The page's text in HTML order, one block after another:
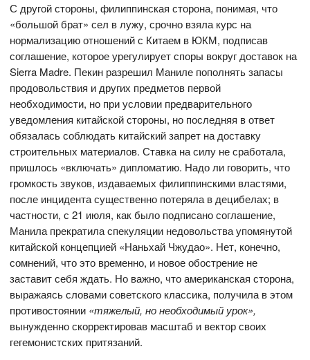
С другой стороны, филиппинская сторона, понимая, что
«большой брат» сел в лужу, срочно взяла курс на
нормализацию отношений с Китаем в ЮКМ, подписав
соглашение, которое урегулирует споры вокруг доставок на
Sierra Madre. Пекин разрешил Маниле пополнять запасы
продовольствия и других предметов первой
необходимости, но при условии предварительного
уведомления китайской стороны, но последняя в ответ
обязалась соблюдать китайский запрет на доставку
строительных материалов. Ставка на силу не сработала,
пришлось «включать» дипломатию. Надо ли говорить, что
громкость звуков, издаваемых филиппинскими властями,
после инцидента существенно потеряла в децибелах; в
частности, с 21 июля, как было подписано соглашение,
Манила прекратила спекуляции недовольства упомянутой
китайской концепцией «Наньхай Чжудао». Нет, конечно,
сомнений, что это временно, и новое обострение не
заставит себя ждать. Но важно, что американская сторона,
выражаясь словами советского классика, получила в этом
противостоянии «тяжелый, но необходимый урок»,
вынужденно скорректировав масштаб и вектор своих
гегемонистских притязаний.